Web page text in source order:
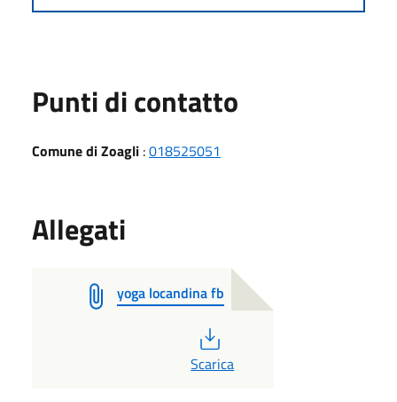
Punti di contatto
Comune di Zoagli :018525051
Allegati
yoga locandina fb
Scarica